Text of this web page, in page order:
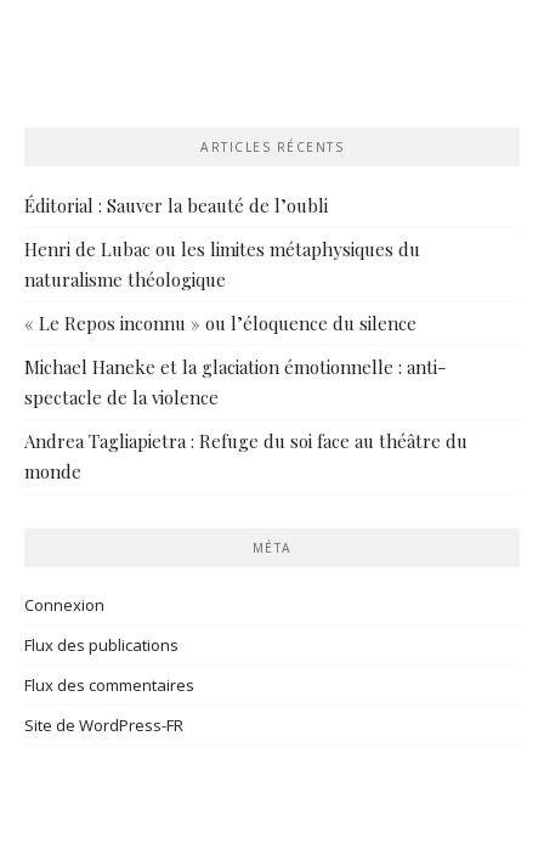
ARTICLES RÉCENTS
Éditorial : Sauver la beauté de l’oubli
Henri de Lubac ou les limites métaphysiques du
naturalisme théologique
« Le Repos inconnu » ou l’éloquence du silence
Michael Haneke et la glaciation émotionnelle : anti-
spectacle de la violence
Andrea Tagliapietra : Refuge du soi face au théâtre du
monde
MÉTA
Connexion
Flux des publications
Flux des commentaires
Site de WordPress-FR